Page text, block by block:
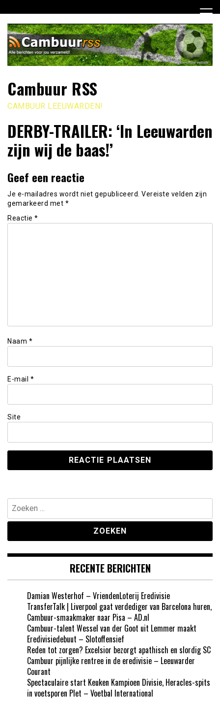
naar
inhoud
Cambuur RSS
CAMBUUR LEEUWARDEN!
DERBY-TRAILER: ‘In Leeuwarden
zijn wij de baas!’
Geef een reactie
Je e-mailadres wordt niet gepubliceerd. Vereiste velden zijn
gemarkeerd met *
Reactie *
Naam *
E-mail *
Site
Zoeken
naar:
RECENTE BERICHTEN
Damian Westerhof – VriendenLoterij Eredivisie
TransferTalk | Liverpool gaat verdediger van Barcelona huren,
Cambuur-smaakmaker naar Pisa – AD.nl
Cambuur-talent Wessel van der Goot uit Lemmer maakt
Eredivisiedebuut – Slotoffensief
Reden tot zorgen? Excelsior bezorgt apathisch en slordig SC
Cambuur pijnlijke rentree in de eredivisie – Leeuwarder
Courant
Spectaculaire start Keuken Kampioen Divisie, Heracles-spits
in voetsporen Plet – Voetbal International